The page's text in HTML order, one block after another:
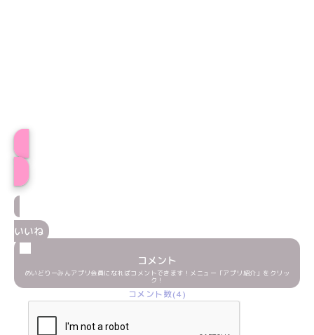
いいね
コメント
めいどりーみんアプリ会員になればコメントできます！メニュー「アプリ紹介」をクリッ
ク！
コメント数(4)